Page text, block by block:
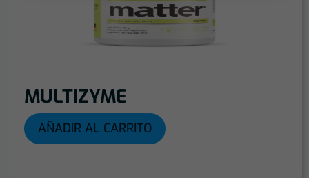
MULTIZYME
AÑADIR AL CARRITO